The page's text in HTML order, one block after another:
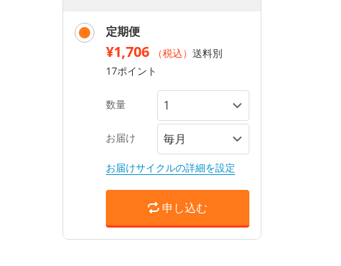
定期便
¥1,706 （税込） 送料別
17ポイント
数量
お届け
お届けサイクルの詳細を設定
申し込む